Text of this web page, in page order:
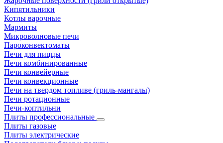
Кипятильники
Котлы варочные
Мармиты
Микроволновые печи
Пароконвектоматы
Печи для пиццы
Печи комбинированные
Печи конвейерные
Печи конвекционные
Печи на твердом топливе (гриль-мангалы)
Печи ротационные
Печи-коптильни
Плиты профессиональные
Плиты газовые
Плиты электрические